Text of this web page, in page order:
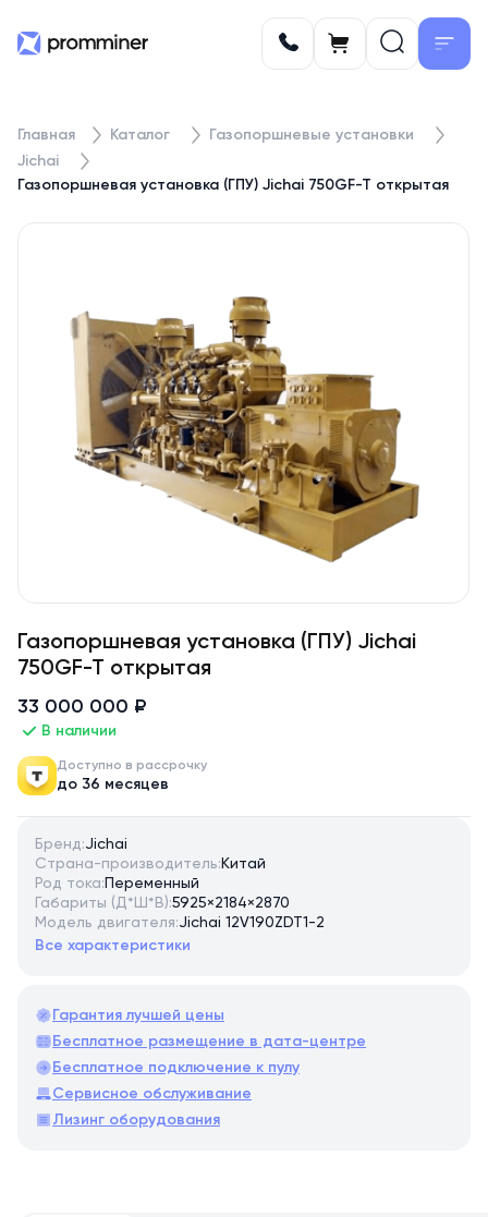
Главная Каталог
Газопоршневые установки
Jichai
Газопоршневая установка (ГПУ) Jichai 750GF-T открытая
Газопоршневая установка (ГПУ) Jichai
750GF-T открытая
33 000 000 ₽
В наличии
Доступно в рассрочку
до 36 месяцев
Бренд:Jichai
Страна-производитель: Китай
Род тока: Переменный
Габариты (Д*Ш*В):5925×2184×2870
Модель двигателя:Jichai 12V190ZDT1-2
Все характеристики
Гарантия лучшей цены
Бесплатное размещение в дата-центре
Бесплатное подключение к пулу
Сервисное обслуживание
Лизинг оборудования